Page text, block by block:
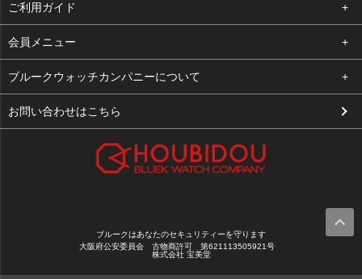
ご利用ガイド
よくある質問
支払い・送料
お客様の声
会員メニュー
ログイン
お気に入り
ブルークウォッチカンパニーについて
会社概要
お問い合わせはこちら
ブルークはあなたのセキュリティーを守ります
大阪府公安委員会 古物商許可 第621113505921号
株式会社 宝美堂